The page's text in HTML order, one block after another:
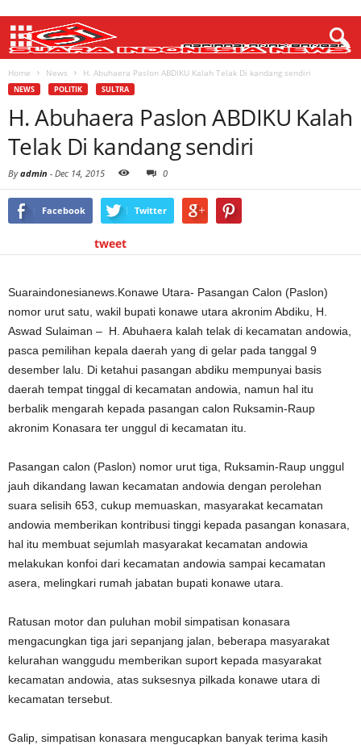
Home News H. Abuhaera Paslon ABDIKU Kalah Telak Di kandang sendiri
NEWS POLITIK SULTRA
H. Abuhaera Paslon ABDIKU Kalah
Telak Di kandang sendiri
Byadmin - Dec 14, 2015 0
Facebook Twitter
tweet
Suaraindonesianews.Konawe Utara- Pasangan Calon (Paslon)
nomor urut satu, wakil bupati konawe utara akronim Abdiku, H.
Aswad Sulaiman – H. Abuhaera kalah telak di kecamatan andowia,
pasca pemilihan kepala daerah yang di gelar pada tanggal 9
desember lalu. Di ketahui pasangan abdiku mempunyai basis
daerah tempat tinggal di kecamatan andowia, namun hal itu
berbalik mengarah kepada pasangan calon Ruksamin-Raup
akronim Konasara ter unggul di kecamatan itu.
Pasangan calon (Paslon) nomor urut tiga, Ruksamin-Raup unggul
jauh dikandang lawan kecamatan andowia dengan perolehan
suara selisih 653, cukup memuaskan, masyarakat kecamatan
andowia memberikan kontribusi tinggi kepada pasangan konasara,
hal itu membuat sejumlah masyarakat kecamatan andowia
melakukan konfoi dari kecamatan andowia sampai kecamatan
asera, melingkari rumah jabatan bupati konawe utara.
Ratusan motor dan puluhan mobil simpatisan konasara
mengacungkan tiga jari sepanjang jalan, beberapa masyarakat
kelurahan wanggudu memberikan suport kepada masyarakat
kecamatan andowia, atas suksesnya pilkada konawe utara di
kecamatan tersebut.
Galip, simpatisan konasara mengucapkan banyak terima kasih